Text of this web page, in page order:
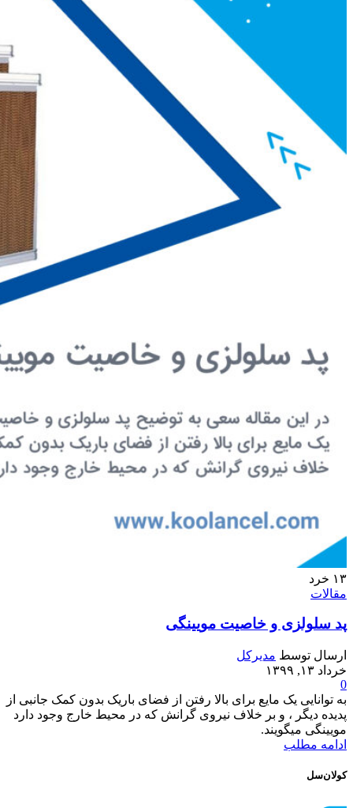
۱۳ خرد
مقالات
پد سلولزی و خاصیت مویینگی
ارسال توسط مدیرکل
خرداد ۱۳, ۱۳۹۹
0
به توانایی یک مایع برای بالا رفتن از فضای باریک بدون کمک جانبی از
پدیده دیگر ، و بر خلاف نیروی گرانش که در محیط خارج وجود دارد
مویینگی میگویند.
ادامه مطلب
کولان‌سل